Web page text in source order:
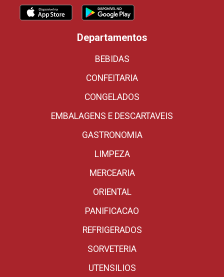
Departamentos
BEBIDAS
CONFEITARIA
CONGELADOS
EMBALAGENS E DESCARTAVEIS
GASTRONOMIA
LIMPEZA
MERCEARIA
ORIENTAL
PANIFICACAO
REFRIGERADOS
SORVETERIA
UTENSILIOS